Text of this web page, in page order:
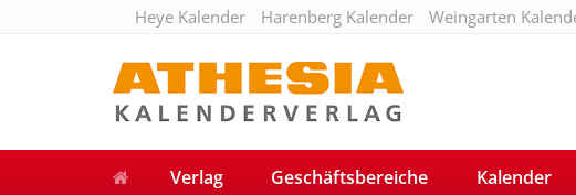
Heye Kalender Harenberg Kalender Weingarten
Verlag Geschäftsbereiche Kalender